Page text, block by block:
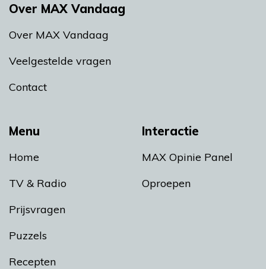
Menu
Home
TV & Radio
Prijsvragen
Puzzels
Recepten
Interactie
MAX Opinie Panel
Oproepen
Over MAX Vandaag
Over MAX Vandaag
Veelgestelde vragen
Contact